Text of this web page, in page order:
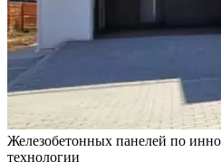
Железобетонных панелей по
технологии